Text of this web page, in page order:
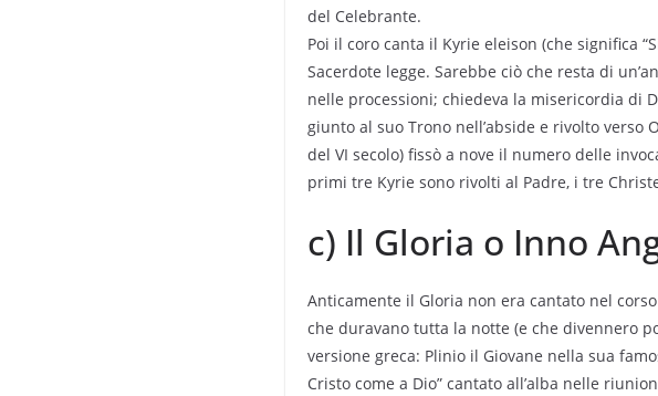
del Celebrante.
Poi il coro canta il Kyrie eleison (che significa
Sacerdote legge. Sarebbe ciò che resta di
nelle processioni; chiedeva la misericordia di
giunto al suo Trono nell’abside e rivolto verso
del VI secolo) fissò a nove il numero delle
primi tre Kyrie sono rivolti al Padre, i tre
c) Il Gloria o Inno
Anticamente il Gloria non era cantato nel
che duravano tutta la notte (e che divennero
versione greca: Plinio il Giovane nella sua
Cristo come a Dio” cantato all’alba nelle